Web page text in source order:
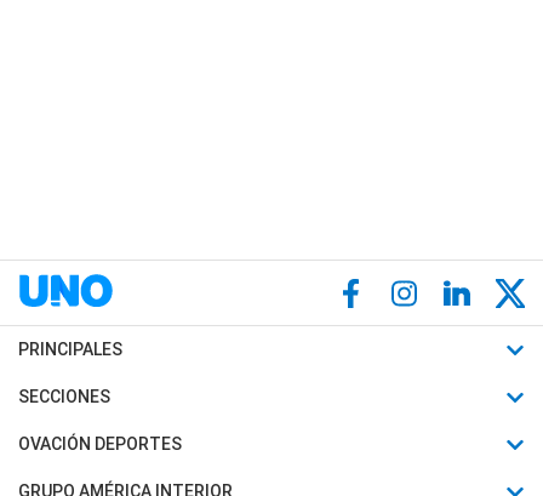
PRINCIPALES
Últimas Noticias
Política
SECCIONES
Horóscopo
Motores
OVACIÓN DEPORTES
Fútbol
GRUPO AMÉRICA INTERIOR